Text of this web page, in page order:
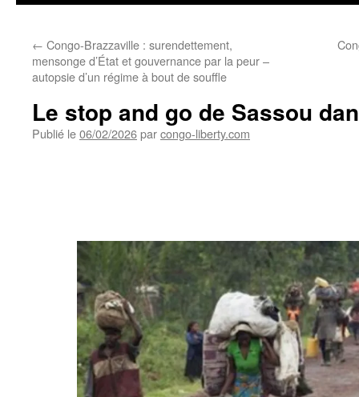
← Congo-Brazzaville : surendettement,
mensonge d’État et gouvernance par la peur –
autopsie d’un régime à bout de souffle
Le stop and go de Sassou
Publié le06/02/2026parcongo-liberty.com